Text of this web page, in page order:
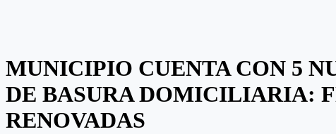
MUNICIPIO CUENTA CON 5
DE BASURA DOMICILIARIA:
RENOVADAS